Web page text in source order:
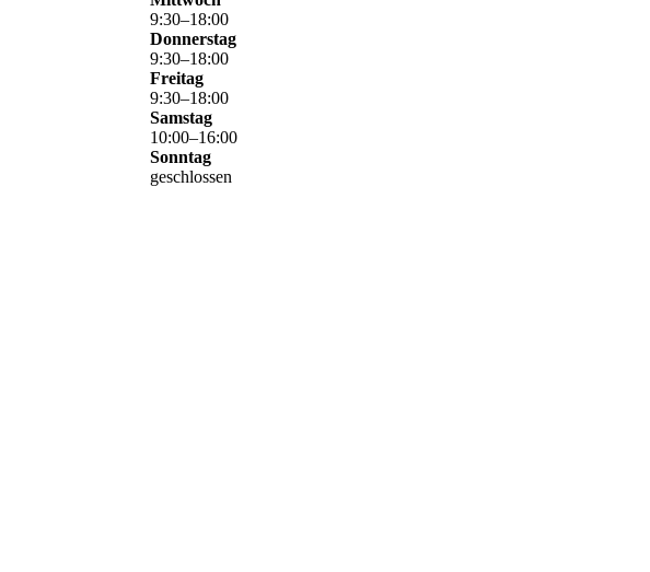
9:30–18:00
Donnerstag
9:30–18:00
Freitag
9:30–18:00
Samstag
10:00–16:00
Sonntag
geschlossen